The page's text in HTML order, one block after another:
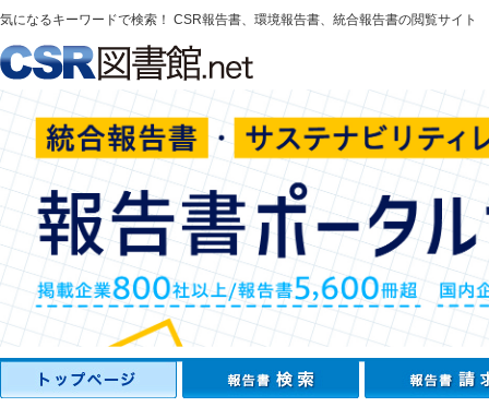
気になるキーワードで検索！ CSR報告書、環境報告書、統合報告書の閲覧サイト